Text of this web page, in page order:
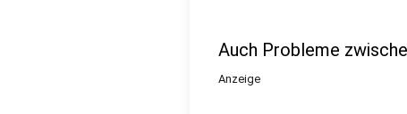
Auch Probleme
Anzeige